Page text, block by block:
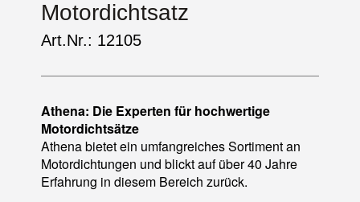
Motordichtsatz
Art.Nr.: 12105
Athena: Die Experten für hochwertige
Motordichtsätze
Athena bietet ein umfangreiches Sortiment an
Motordichtungen und blickt auf über 40 Jahre
Erfahrung in diesem Bereich zurück.